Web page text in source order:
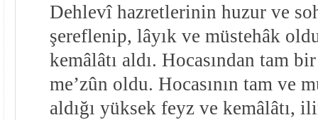
Dehlevî hazretlerinin huzur ve
şereflenip, lâyık ve müstehâk
kemâlâtı aldı. Hocasından tam
me’zûn oldu. Hocasının tam ve
aldığı yüksek feyz ve kemâlâtı,